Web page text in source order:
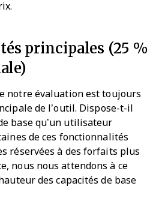
principales (25 %
notre évaluation est toujours
de l’outil. Dispose-t-il
base qu’un utilisateur
de ces fonctionnalités
réservées à des forfaits plus
nous nous attendons à ce
des capacités de base